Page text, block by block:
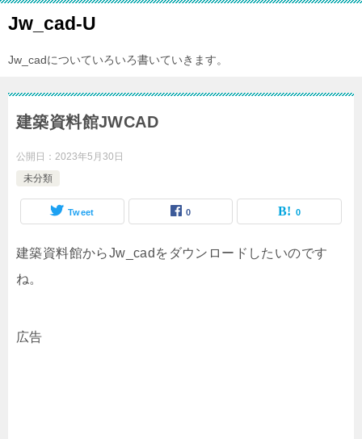
Jw_cad-U
Jw_cadについていろいろ書いていきます。
建築資料館JWCAD
公開日： 2023年5月30日
未分類
Tweet 0 0
建築資料館からJw_cadをダウンロードしたいのです
ね。
広告